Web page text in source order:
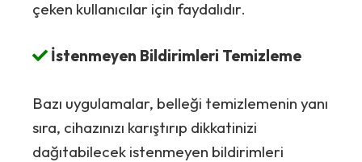
çeken kullanıcılar için faydalıdır.
İstenmeyen Bildirimleri Temizleme
Bazı uygulamalar, belleği temizlemenin yanı
sıra, cihazınızı karıştırıp dikkatinizi
dağıtabilecek istenmeyen bildirimleri